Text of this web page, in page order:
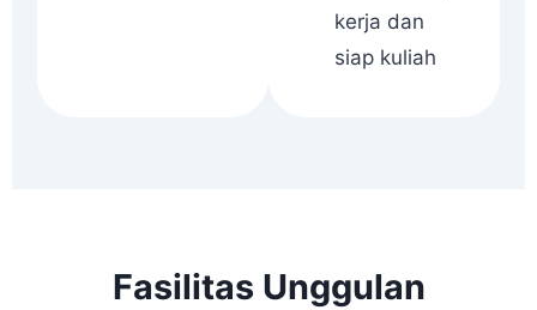
kerja dan
siap kuliah
Fasilitas Unggulan